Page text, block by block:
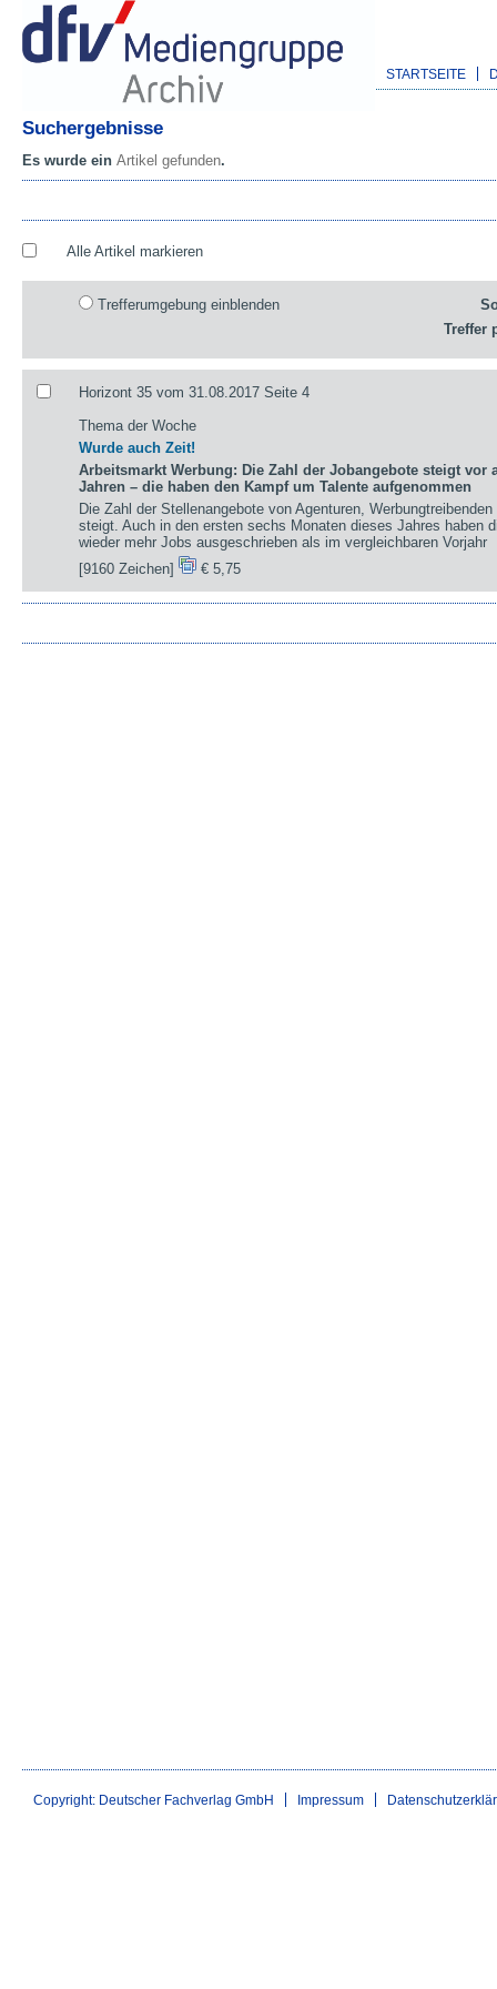
STARTSEITE
Suchergebnisse
Es wurde ein Artikel gefunden.
Alle Artikel markieren
Trefferumgebung einblenden
Treffer
Horizont 35 vom 31.08.2017 Seite 4
Thema der Woche
Wurde auch Zeit!
Arbeitsmarkt Werbung: Die Zahl der Jobangebote steigt vor
Jahren – die haben den Kampf um Talente aufgenommen
Die Zahl der Stellenangebote von Agenturen,
steigt. Auch in den ersten sechs Monaten dieses Jahres haben
wieder mehr Jobs ausgeschrieben als im vergleichbaren Vorjahr
[9160 Zeichen]
€ 5,75
Copyright: Deutscher Fachverlag GmbH Impressum